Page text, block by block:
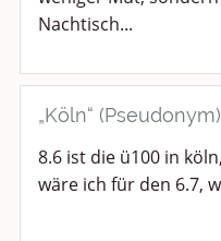
Nachtisch...
„Köln“ (Pseudonym)
8.6 ist die ü100 in
wäre ich für den 6.7,